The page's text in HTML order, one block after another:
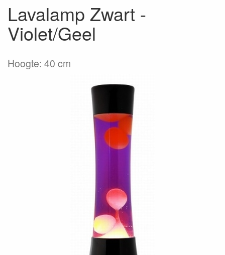
Lavalamp Zwart -
Violet/Geel
Hoogte: 40 cm